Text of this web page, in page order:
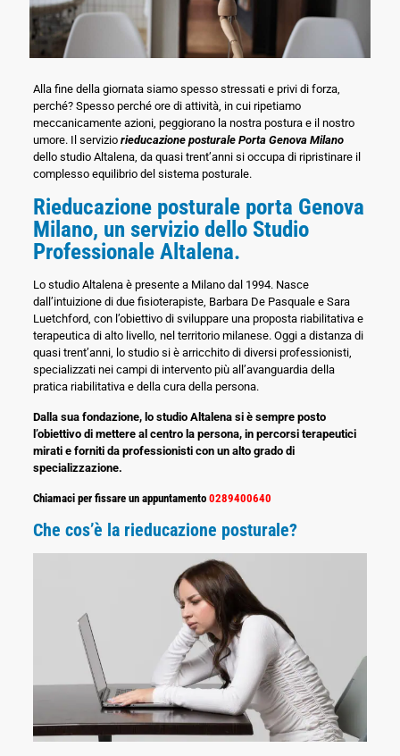
Alla fine della giornata siamo spesso stressati e privi di forza,
perché? Spesso perché ore di attività, in cui ripetiamo
meccanicamente azioni, peggiorano la nostra postura e il nostro
umore. Il servizio rieducazione posturale Porta Genova Milano
dello studio Altalena, da quasi trent’anni si occupa di ripristinare il
complesso equilibrio del sistema posturale.
Rieducazione posturale porta Genova
Milano, un servizio dello Studio
Professionale Altalena.
Lo studio Altalena è presente a Milano dal 1994. Nasce
dall’intuizione di due fisioterapiste, Barbara De Pasquale e Sara
Luetchford, con l’obiettivo di sviluppare una proposta riabilitativa e
terapeutica di alto livello, nel territorio milanese. Oggi a distanza di
quasi trent’anni, lo studio si è arricchito di diversi professionisti,
specializzati nei campi di intervento più all’avanguardia della
pratica riabilitativa e della cura della persona.
Dalla sua fondazione, lo studio Altalena si è sempre posto
l’obiettivo di mettere al centro la persona, in percorsi terapeutici
mirati e forniti da professionisti con un alto grado di
specializzazione.
Chiamaci per fissare un appuntamento 0289400640
Che cos’è la rieducazione posturale?